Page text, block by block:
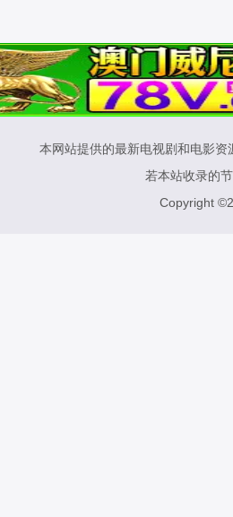
本网站提供的最新电视剧和电影
若本站收录的
Copyright